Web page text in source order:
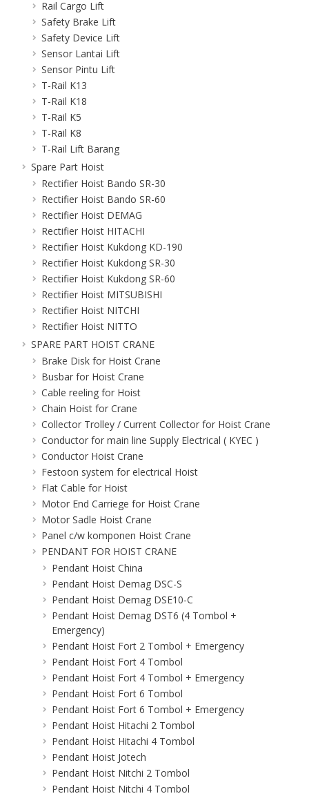
Rail Cargo Lift
Safety Brake Lift
Safety Device Lift
Sensor Lantai Lift
Sensor Pintu Lift
T-Rail K13
T-Rail K18
T-Rail K5
T-Rail K8
T-Rail Lift Barang
Spare Part Hoist
Rectifier Hoist Bando SR-30
Rectifier Hoist Bando SR-60
Rectifier Hoist DEMAG
Rectifier Hoist HITACHI
Rectifier Hoist Kukdong KD-190
Rectifier Hoist Kukdong SR-30
Rectifier Hoist Kukdong SR-60
Rectifier Hoist MITSUBISHI
Rectifier Hoist NITCHI
Rectifier Hoist NITTO
SPARE PART HOIST CRANE
Brake Disk for Hoist Crane
Busbar for Hoist Crane
Cable reeling for Hoist
Chain Hoist for Crane
Collector Trolley / Current Collector for Hoist Crane
Conductor for main line Supply Electrical ( KYEC )
Conductor Hoist Crane
Festoon system for electrical Hoist
Flat Cable for Hoist
Motor End Carriege for Hoist Crane
Motor Sadle Hoist Crane
Panel c/w komponen Hoist Crane
PENDANT FOR HOIST CRANE
Pendant Hoist China
Pendant Hoist Demag DSC-S
Pendant Hoist Demag DSE10-C
Pendant Hoist Demag DST6 (4 Tombol +
Emergency)
Pendant Hoist Fort 2 Tombol + Emergency
Pendant Hoist Fort 4 Tombol
Pendant Hoist Fort 4 Tombol + Emergency
Pendant Hoist Fort 6 Tombol
Pendant Hoist Fort 6 Tombol + Emergency
Pendant Hoist Hitachi 2 Tombol
Pendant Hoist Hitachi 4 Tombol
Pendant Hoist Jotech
Pendant Hoist Nitchi 2 Tombol
Pendant Hoist Nitchi 4 Tombol